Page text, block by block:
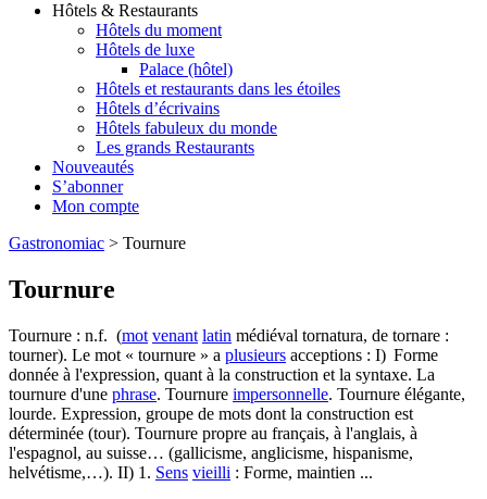
Hôtels & Restaurants
Hôtels du moment
Hôtels de luxe
Palace (hôtel)
Hôtels et restaurants dans les étoiles
Hôtels d’écrivains
Hôtels fabuleux du monde
Les grands Restaurants
Nouveautés
S’abonner
Mon compte
Gastronomiac > Tournure
Tournure
Tournure : n.f. (mot venant latin médiéval tornatura, de tornare :
tourner). Le mot « tournure » a plusieurs acceptions : I) Forme
donnée à l'expression, quant à la construction et la syntaxe. La
tournure d'une phrase. Tournure impersonnelle. Tournure élégante,
lourde. Expression, groupe de mots dont la construction est
déterminée (tour). Tournure propre au français, à l'anglais, à
l'espagnol, au suisse… (gallicisme, anglicisme, hispanisme,
helvétisme,…). II) 1. Sens vieilli : Forme, maintien ...